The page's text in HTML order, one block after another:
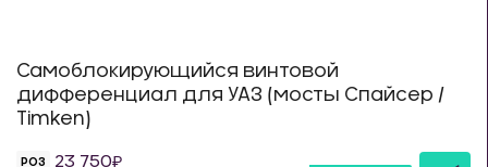
Самоблокирующийся винтовой
дифференциал для УАЗ (мосты Спайсер /
Timken)
РОЗ 23 750